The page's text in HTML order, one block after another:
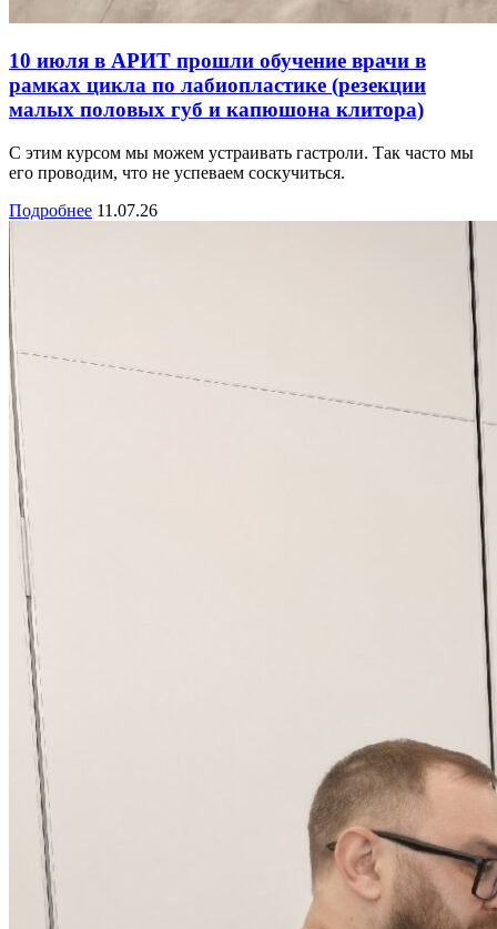
10 июля в АРИТ прошли обучение врачи в
рамках цикла по лабиопластике (резекции
малых половых губ и капюшона клитора)
С этим курсом мы можем устраивать гастроли. Так часто мы
его проводим, что не успеваем соскучиться.
Подробнее 11.07.26